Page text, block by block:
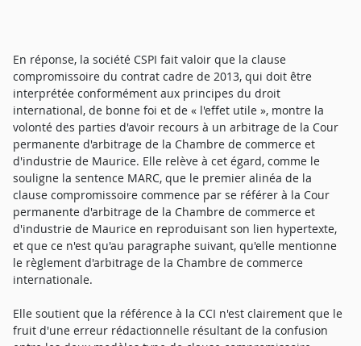
En réponse, la société CSPI fait valoir que la clause
compromissoire du contrat cadre de 2013, qui doit être
interprétée conformément aux principes du droit
international, de bonne foi et de « l'effet utile », montre la
volonté des parties d'avoir recours à un arbitrage de la Cour
permanente d'arbitrage de la Chambre de commerce et
d'industrie de Maurice. Elle relève à cet égard, comme le
souligne la sentence MARC, que le premier alinéa de la
clause compromissoire commence par se référer à la Cour
permanente d'arbitrage de la Chambre de commerce et
d'industrie de Maurice en reproduisant son lien hypertexte,
et que ce n'est qu'au paragraphe suivant, qu'elle mentionne
le règlement d'arbitrage de la Chambre de commerce
internationale.
Elle soutient que la référence à la CCI n'est clairement que le
fruit d'une erreur rédactionnelle résultant de la confusion